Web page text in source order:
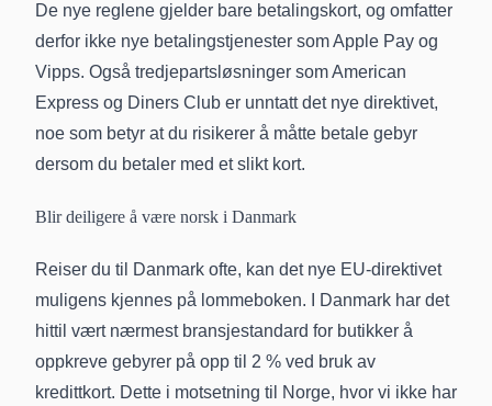
De nye reglene gjelder bare betalingskort, og omfatter
derfor ikke nye betalingstjenester som Apple Pay og
Vipps. Også tredjepartsløsninger som American
Express og Diners Club er unntatt det nye direktivet,
noe som betyr at du risikerer å måtte betale gebyr
dersom du betaler med et slikt kort.
Blir deiligere å være norsk i Danmark
Reiser du til Danmark ofte, kan det nye EU-direktivet
muligens kjennes på lommeboken. I Danmark har det
hittil vært nærmest bransjestandard for butikker å
oppkreve gebyrer på opp til 2 % ved bruk av
kredittkort. Dette i motsetning til Norge, hvor vi ikke har